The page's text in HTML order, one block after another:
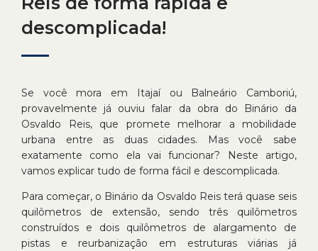
descomplicada!
Se você mora em Itajaí ou Balneário Camboriú,
provavelmente já ouviu falar da obra do Binário da
Osvaldo Reis, que promete melhorar a mobilidade
urbana entre as duas cidades. Mas você sabe
exatamente como ela vai funcionar? Neste artigo,
vamos explicar tudo de forma fácil e descomplicada.
Para começar, o Binário da Osvaldo Reis terá quase seis
quilômetros de extensão, sendo três quilômetros
construídos e dois quilômetros de alargamento de
pistas e reurbanização em estruturas viárias já